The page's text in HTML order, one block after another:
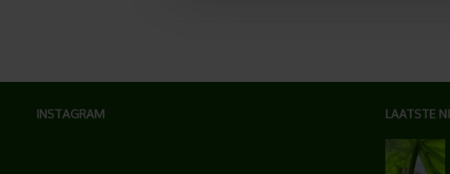
INSTAGRAM LAATSTE